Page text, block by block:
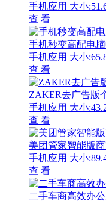
手机应用 大小
查 看
手机秒变高配电
手机应用 大小
查 看
ZAKER去广告版
手机应用 大小
查 看
美团管家智能版
手机应用 大小
查 看
二手车商高效办